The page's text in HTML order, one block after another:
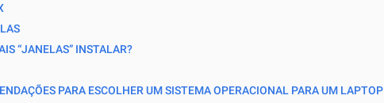
“JANELAS” INSTALAR?
PARA ESCOLHER UM SISTEMA OPERACIONAL PARA UM LAPTOP